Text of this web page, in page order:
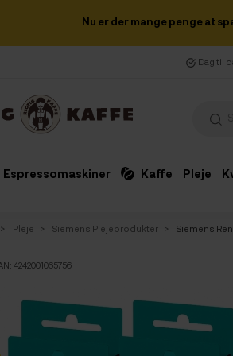
Nu er der mange penge at
Dag til
Espressomaskiner Kaffe Pleje
Pleje Siemens Plejeprodukter Siemens
4242001065756